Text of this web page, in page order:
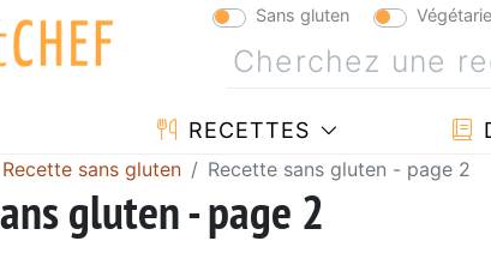
Sans gluten
RECETTES
Recette sans gluten Recette sans gluten - page 2
gluten - page 2